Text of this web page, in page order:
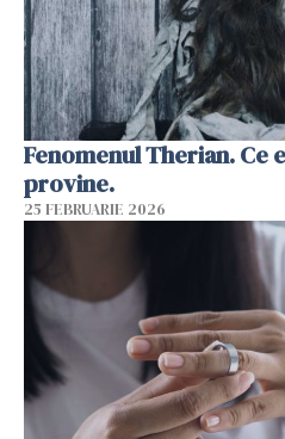
Fenomenul Therian. Ce
provine.
25 FEBRUARIE 2026